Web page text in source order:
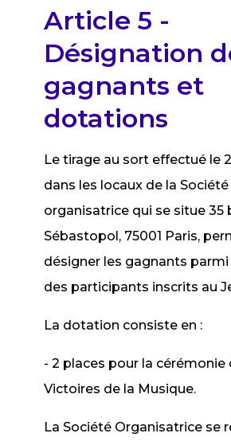
Article 5 -
Désignation
gagnants et
dotations
Le tirage au sort effectué le
dans les locaux de la Société
organisatrice qui se situe 35
Sébastopol, 75001 Paris,
désigner les gagnants parmi
des participants inscrits au
La dotation consiste en :
- 2 places pour la cérémonie
Victoires de la Musique.
La Société Organisatrice se